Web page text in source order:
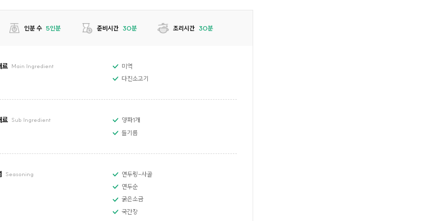
인분 수 5인분 준비시간 30분 조리시간 30분
료 Main Ingredient
미역
다진소고기
료 Sub Ingredient
양파1개
들기름
Seasoning
연두링-사골
연두순
굵은소금
국간장